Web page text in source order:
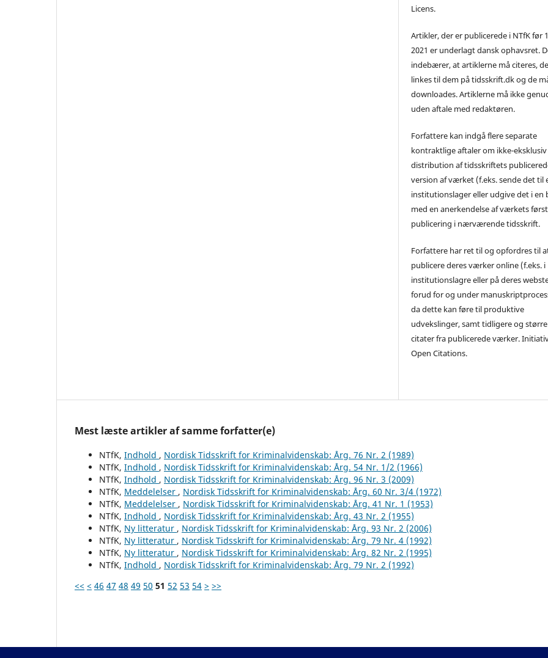
Licens.
Artikler, der er publicerede i NTfK før
2021 er underlagt dansk ophavsret.
indebærer, at artiklerne må citeres,
linkes til dem på tidsskrift.dk og de
downloades. Artiklerne må ikke
uden aftale med redaktøren.
Forfattere kan indgå flere separate
kontraktlige aftaler om ikke-eksklusiv
distribution af tidsskriftets
version af værket (f.eks. sende det til
institutionslager eller udgive det i en
med en anerkendelse af værkets
publicering i nærværende tidsskrift.
Forfattere har ret til og opfordres til
publicere deres værker online (f.eks. i
institutionslagre eller på deres
forud for og under
da dette kan føre til produktive
udvekslinger, samt tidligere og større
citater fra publicerede værker.
Open Citations.
Mest læste artikler af samme forfatter(e)
NTfK, Indhold , Nordisk Tidsskrift for Kriminalvidenskab: Årg. 76 Nr. 2 (1989)
NTfK, Indhold , Nordisk Tidsskrift for Kriminalvidenskab: Årg. 54 Nr. 1/2 (1966)
NTfK, Indhold , Nordisk Tidsskrift for Kriminalvidenskab: Årg. 96 Nr. 3 (2009)
NTfK, Meddelelser , Nordisk Tidsskrift for Kriminalvidenskab: Årg. 60 Nr. 3/4 (1972)
NTfK, Meddelelser , Nordisk Tidsskrift for Kriminalvidenskab: Årg. 41 Nr. 1 (1953)
NTfK, Indhold , Nordisk Tidsskrift for Kriminalvidenskab: Årg. 43 Nr. 2 (1955)
NTfK, Ny litteratur , Nordisk Tidsskrift for Kriminalvidenskab: Årg. 93 Nr. 2 (2006)
NTfK, Ny litteratur , Nordisk Tidsskrift for Kriminalvidenskab: Årg. 79 Nr. 4 (1992)
NTfK, Ny litteratur , Nordisk Tidsskrift for Kriminalvidenskab: Årg. 82 Nr. 2 (1995)
NTfK, Indhold , Nordisk Tidsskrift for Kriminalvidenskab: Årg. 79 Nr. 2 (1992)
<< < 46 47 48 49 50 51 52 53 54 > >>